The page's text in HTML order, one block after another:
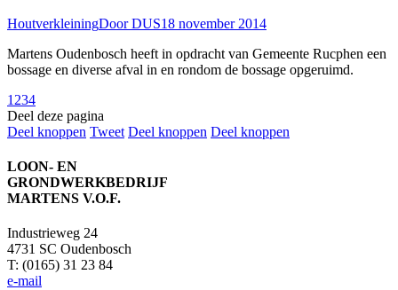
HoutverkleiningDoorDUS18 november 2014
Martens Oudenbosch heeft in opdracht van Gemeente Rucphen een
bossage en diverse afval in en rondom de bossage opgeruimd.
1 234
Deel deze pagina
Deel knoppen Deel
TweetDeel
Deel knoppen Deel
Deel knoppen
LOON- EN
GRONDWERKBEDRIJF
MARTENS V.O.F.
Industrieweg 24
4731 SC Oudenbosch
T: (0165) 31 23 84
e-mail